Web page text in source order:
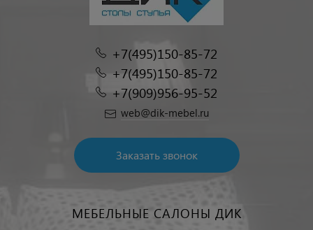
+7(495)150-85-72
+7(495)150-85-72
+7(909)956-95-52
web@dik-mebel.ru
Заказать звонок
МЕБЕЛЬНЫЕ САЛОНЫ ДИК